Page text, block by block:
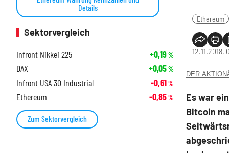
Ethereum
12.11.2018,
DER
Es war
Bitcoin
Details
Sektorvergleich
Infront Nikkei 225
+0,19%
DAX +0,05%
Infront USA 30 Industrial -0,61%
Ethereum -0,85%
Zum Sektorvergleich